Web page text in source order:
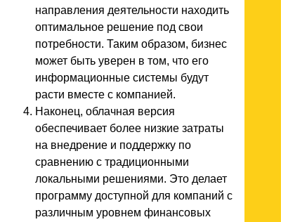
направления деятельности находить
оптимальное решение под свои
потребности. Таким образом, бизнес
может быть уверен в том, что его
информационные системы будут
расти вместе с компанией.
Наконец, облачная версия
обеспечивает более низкие затраты
на внедрение и поддержку по
сравнению с традиционными
локальными решениями. Это делает
программу доступной для компаний с
различным уровнем финансовых